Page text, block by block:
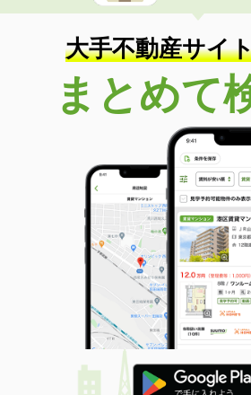
大手不動産サイ
まとめて